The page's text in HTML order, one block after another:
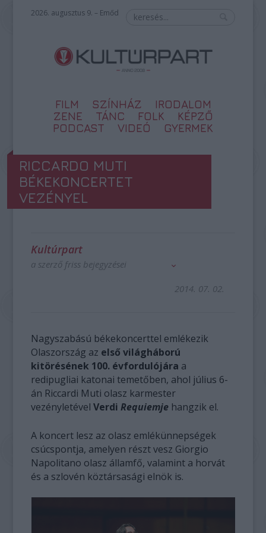
2026. augusztus 9. – Emőd
FILM SZÍNHÁZ
IRODALOM
ZENE
TÁNC FOLK
KÉPZŐ
PODCAST
VIDEÓ GYERMEK
RICCARDO MUTI
BÉKEKONCERTET
VEZÉNYEL
Kultúrpart
a szerző friss bejegyzései
2014. 07. 02.
Nagyszabású békekoncerttel emlékezik
Olaszország az első világháború
kitörésének 100. évfordulójára a
redipugliai katonai temetőben, ahol július 6-
án Riccardi Muti olasz karmester
vezényletévelVerdiRequiemje hangzik el.
A koncert lesz az olasz emlékünnepségek
csúcspontja, amelyen részt vesz Giorgio
Napolitano olasz államfő, valamint a horvát
és a szlovén köztársasági elnök is.